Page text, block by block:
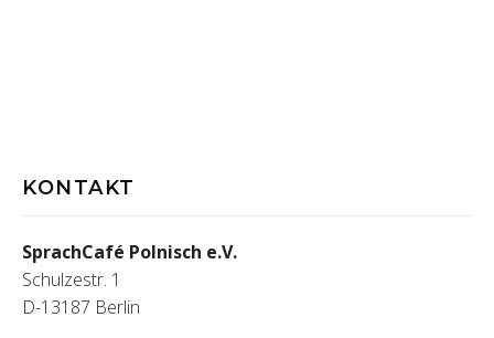
KONTAKT
SprachCafé Polnisch e.V.
Schulzestr. 1
D-13187 Berlin